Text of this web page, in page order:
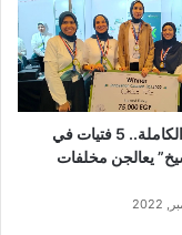
السمكة الكاملة.. 5 فتيات في
يعالجن مخلفات